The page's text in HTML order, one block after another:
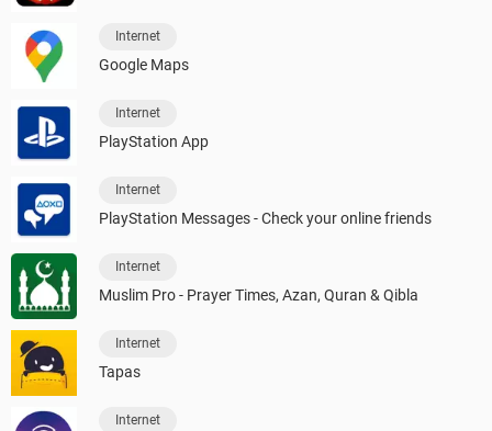
Internet
Google Maps
Internet
PlayStation App
Internet
PlayStation Messages - Check your online friends
Internet
Muslim Pro - Prayer Times, Azan, Quran & Qibla
Internet
Tapas
Internet